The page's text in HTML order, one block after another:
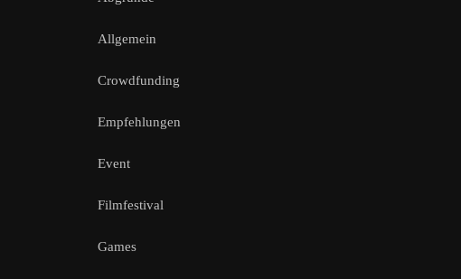
Allgemein
Crowdfunding
Empfehlungen
Event
Filmfestival
Games